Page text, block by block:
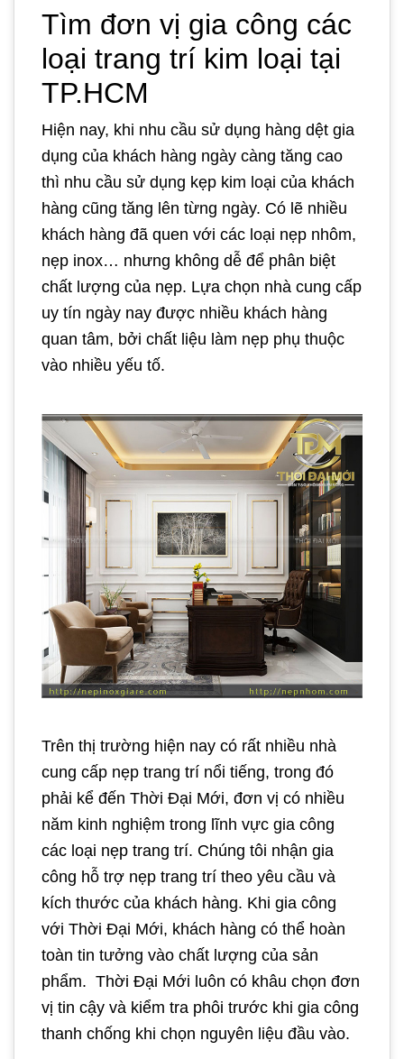
Tìm đơn vị gia công các
loại trang trí kim loại tại
TP.HCM
Hiện nay, khi nhu cầu sử dụng hàng dệt gia
dụng của khách hàng ngày càng tăng cao
thì nhu cầu sử dụng kẹp kim loại của khách
hàng cũng tăng lên từng ngày. Có lẽ nhiều
khách hàng đã quen với các loại nẹp nhôm,
nẹp inox… nhưng không dễ để phân biệt
chất lượng của nẹp. Lựa chọn nhà cung cấp
uy tín ngày nay được nhiều khách hàng
quan tâm, bởi chất liệu làm nẹp phụ thuộc
vào nhiều yếu tố.
Trên thị trường hiện nay có rất nhiều nhà
cung cấp nẹp trang trí nổi tiếng, trong đó
phải kể đến Thời Đại Mới, đơn vị có nhiều
năm kinh nghiệm trong lĩnh vực gia công
các loại nẹp trang trí. Chúng tôi nhận gia
công hỗ trợ nẹp trang trí theo yêu cầu và
kích thước của khách hàng. Khi gia công
với Thời Đại Mới, khách hàng có thể hoàn
toàn tin tưởng vào chất lượng của sản
phẩm. Thời Đại Mới luôn có khâu chọn đơn
vị tin cậy và kiểm tra phôi trước khi gia công
thanh chống khi chọn nguyên liệu đầu vào.